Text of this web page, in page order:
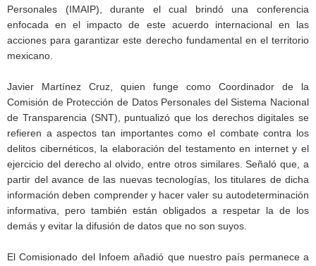
Personales (IMAIP), durante el cual brindó una conferencia
enfocada en el impacto de este acuerdo internacional en las
acciones para garantizar este derecho fundamental en el territorio
mexicano.
Javier Martínez Cruz, quien funge como Coordinador de la
Comisión de Protección de Datos Personales del Sistema Nacional
de Transparencia (SNT), puntualizó que los derechos digitales se
refieren a aspectos tan importantes como el combate contra los
delitos cibernéticos, la elaboración del testamento en internet y el
ejercicio del derecho al olvido, entre otros similares. Señaló que, a
partir del avance de las nuevas tecnologías, los titulares de dicha
información deben comprender y hacer valer su autodeterminación
informativa, pero también están obligados a respetar la de los
demás y evitar la difusión de datos que no son suyos.
El Comisionado del Infoem añadió que nuestro país permanece a